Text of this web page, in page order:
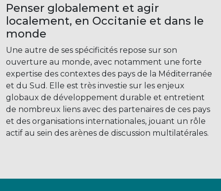
Penser globalement et agir
localement, en Occitanie et dans le
monde
Une autre de ses spécificités repose sur son
ouverture au monde, avec notamment une forte
expertise des contextes des pays de la Méditerranée
et du Sud. Elle est très investie sur les enjeux
globaux de développement durable et entretient
de nombreux liens avec des partenaires de ces pays
et des organisations internationales, jouant un rôle
actif au sein des arènes de discussion multilatérales.